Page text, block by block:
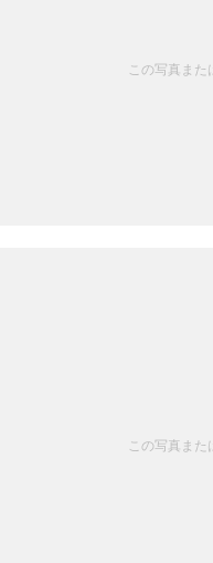
この写真ま
この写真ま